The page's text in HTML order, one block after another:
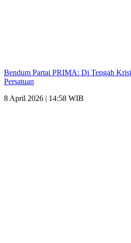
Bendum Partai PRIMA: Di Tengah
Persatuan
8 April 2026 | 14:58 WIB